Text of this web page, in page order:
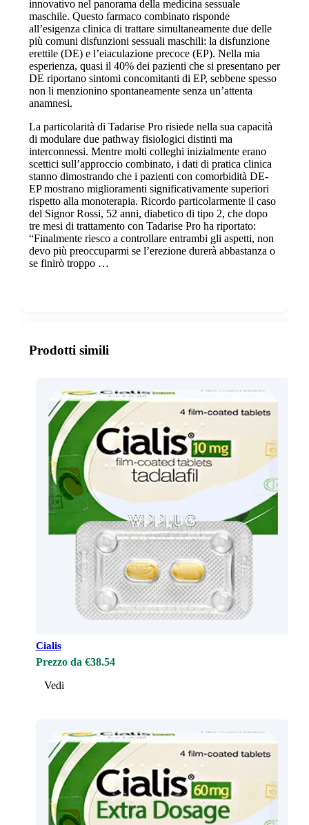
innovativo nel panorama della medicina sessuale
maschile. Questo farmaco combinato risponde
all’esigenza clinica di trattare simultaneamente due delle
più comuni disfunzioni sessuali maschili: la disfunzione
erettile (DE) e l’eiaculazione precoce (EP). Nella mia
esperienza, quasi il 40% dei pazienti che si presentano per
DE riportano sintomi concomitanti di EP, sebbene spesso
non li menzionino spontaneamente senza un’attenta
anamnesi.
La particolarità di Tadarise Pro risiede nella sua capacità
di modulare due pathway fisiologici distinti ma
interconnessi. Mentre molti colleghi inizialmente erano
scettici sull’approccio combinato, i dati di pratica clinica
stanno dimostrando che i pazienti con comorbidità DE-
EP mostrano miglioramenti significativamente superiori
rispetto alla monoterapia. Ricordo particolarmente il caso
del Signor Rossi, 52 anni, diabetico di tipo 2, che dopo
tre mesi di trattamento con Tadarise Pro ha riportato:
“Finalmente riesco a controllare entrambi gli aspetti, non
devo più preoccuparmi se l’erezione durerà abbastanza o
se finirò troppo …
Prodotti simili
Cialis
Prezzo da €38.54
Vedi